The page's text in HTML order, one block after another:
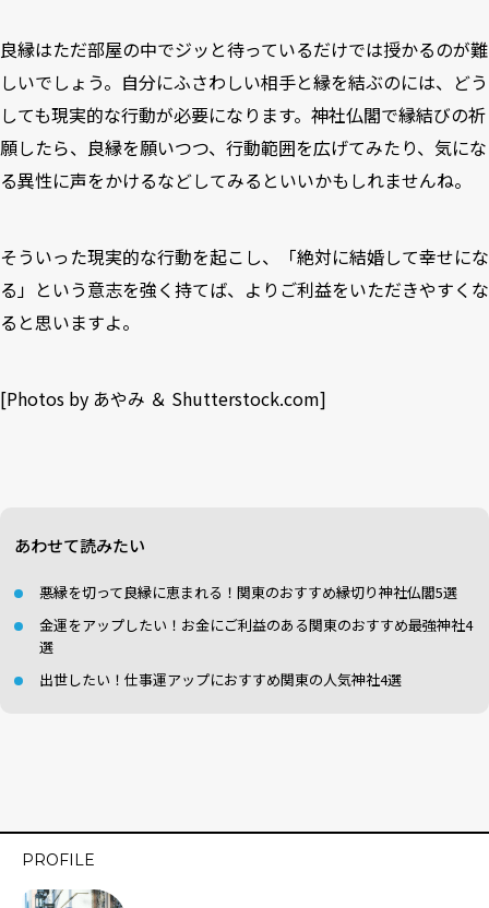
良縁はただ部屋の中でジッと待っているだけでは授かるのが難
しいでしょう。自分にふさわしい相手と縁を結ぶのには、どう
しても現実的な行動が必要になります。神社仏閣で縁結びの祈
願したら、良縁を願いつつ、行動範囲を広げてみたり、気にな
る異性に声をかけるなどしてみるといいかもしれませんね。
そういった現実的な行動を起こし、「絶対に結婚して幸せにな
る」という意志を強く持てば、よりご利益をいただきやすくな
ると思いますよ。
[Photos by あやみ ＆ Shutterstock.com]
あわせて読みたい
悪縁を切って良縁に恵まれる！関東のおすすめ縁切り神社仏閣5選
金運をアップしたい！お金にご利益のある関東のおすすめ最強神社4
選
出世したい！仕事運アップにおすすめ関東の人気神社4選
PROFILE